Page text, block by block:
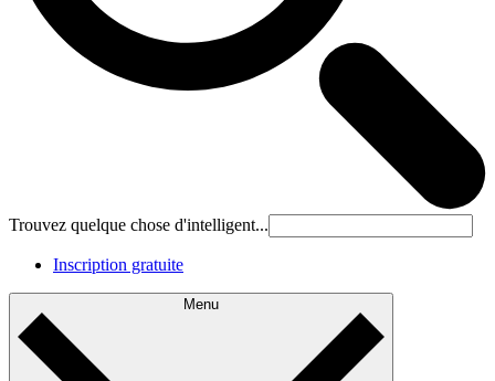
Trouvez quelque chose d'intelligent...
Inscription gratuite
Menu